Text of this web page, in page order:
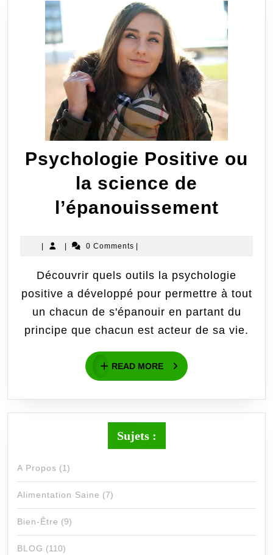
Psychologie Positive ou
la science de
l’épanouissement
la
de
0 Comments
Découvrir quels outils la psychologie
positive a développé pour permettre à tout
un chacun de s'épanouir en partant du
principe que chacun est acteur de sa vie.
READ MORE
READ
MORE
Sujets :
A Propos (1)
Alimentation Saine (7)
Bien-Être (9)
BLOG (110)